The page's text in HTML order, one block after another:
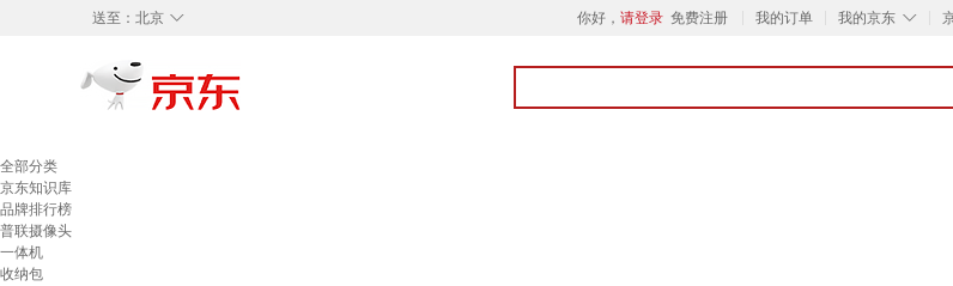
◇
送至： 北京 你好， 请登录 免费注册 我的订单 ◇
我的京东
全部分类
京东知识库
品牌排行榜
普联摄像头
一体机
收纳包